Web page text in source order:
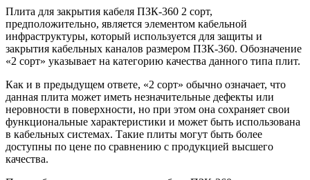
Плита для закрытия кабеля ПЗК-360 2 сорт,
предположительно, является элементом кабельной
инфраструктуры, который используется для защиты и
закрытия кабельных каналов размером ПЗК-360. Обозначение
«2 сорт» указывает на категорию качества данного типа плит.
Как и в предыдущем ответе, «2 сорт» обычно означает, что
данная плита может иметь незначительные дефекты или
неровности в поверхности, но при этом она сохраняет свои
функциональные характеристики и может быть использована
в кабельных системах. Такие плиты могут быть более
доступны по цене по сравнению с продукцией высшего
качества.